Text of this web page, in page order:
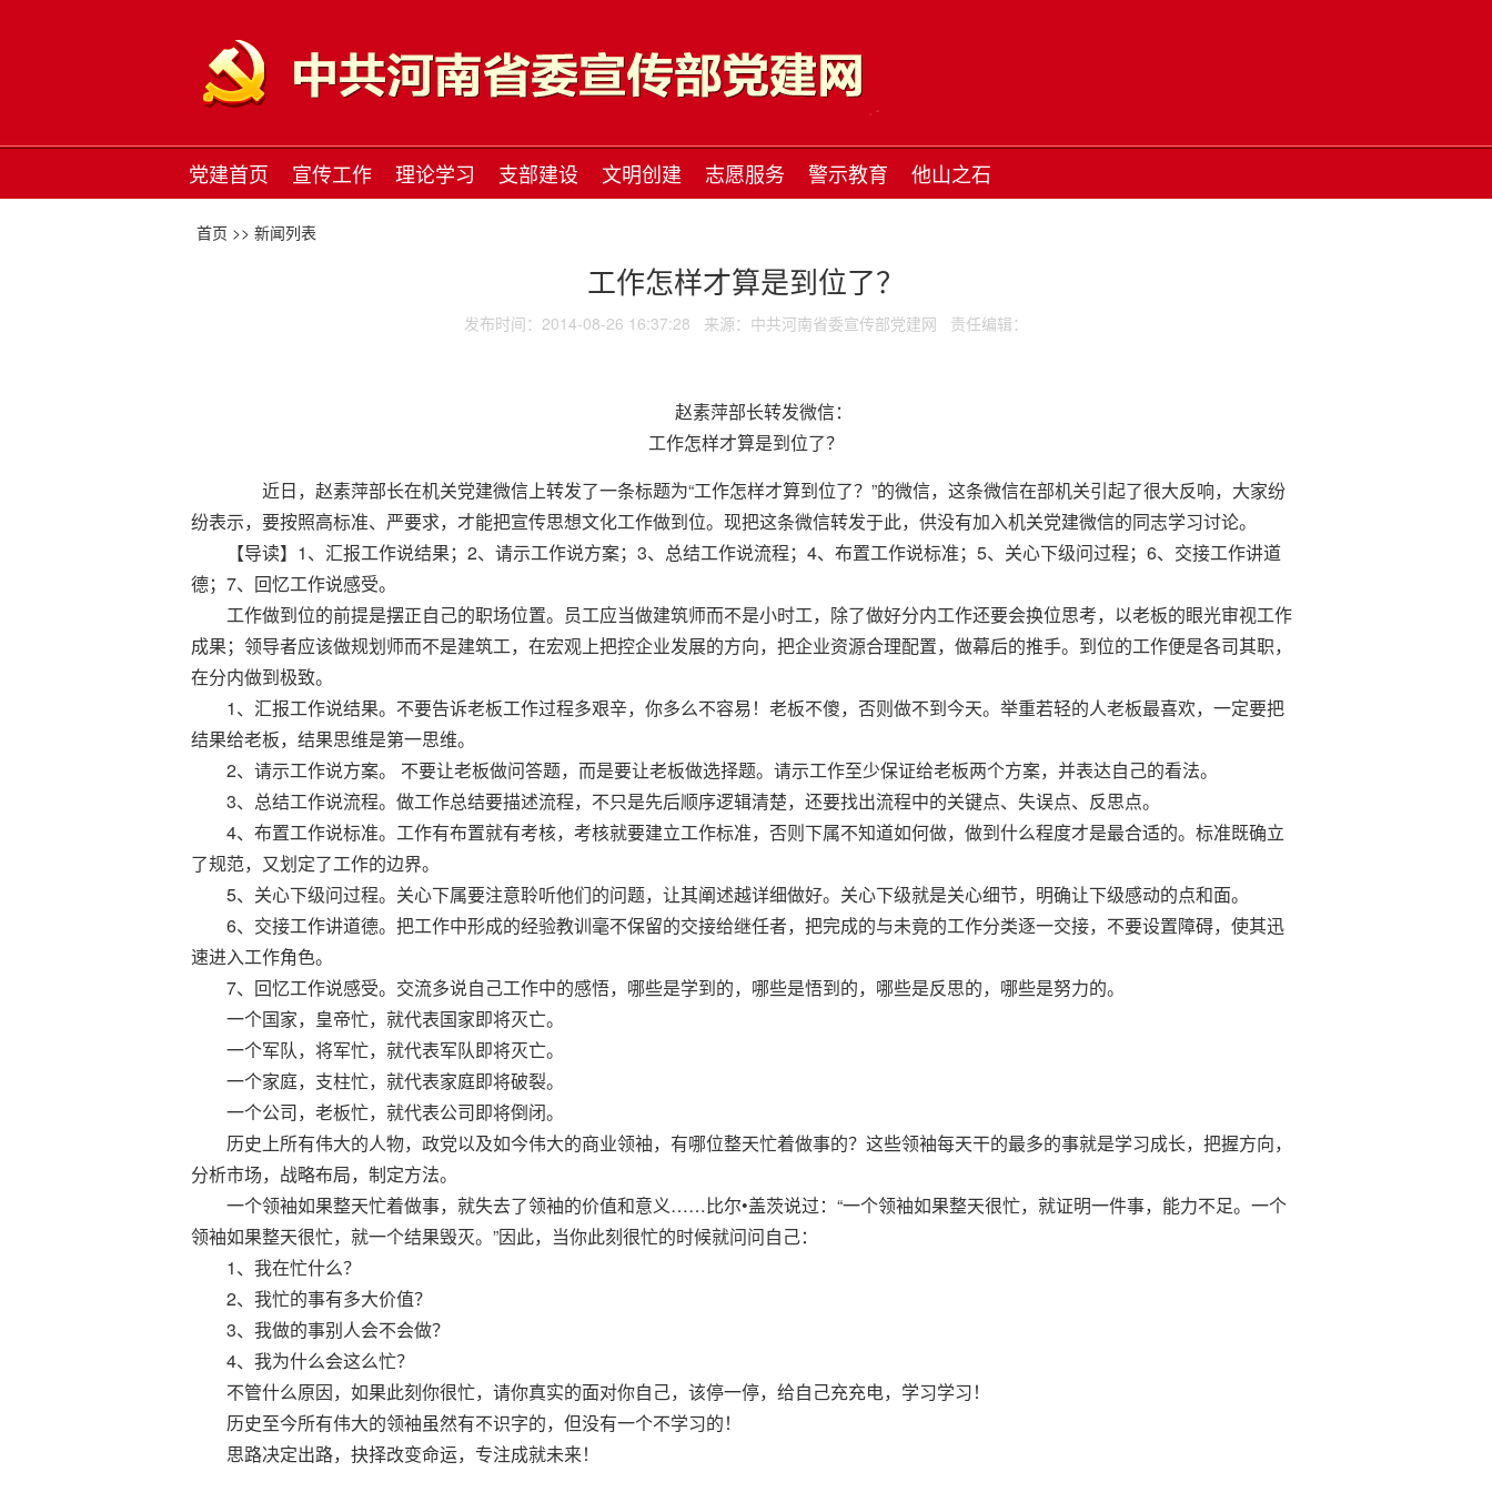
党建首页 宣传工作 理论学习 支部建设 文明创建 志愿服务 警示教育 他山之石
首页 >> 新闻列表
工作怎样才算是到位了？
发布时间：2014-08-26 16:37:28 来源：中共河南省委宣传部党建网 责任编辑：
赵素萍部长转发微信：
工作怎样才算是到位了？
近日，赵素萍部长在机关党建微信上转发了一条标题为“工作怎样才算到位了？”的微信，这条微信在部机关引起了很大反响，大家纷
纷表示，要按照高标准、严要求，才能把宣传思想文化工作做到位。现把这条微信转发于此，供没有加入机关党建微信的同志学习讨论。
【导读】1、汇报工作说结果；2、请示工作说方案；3、总结工作说流程；4、布置工作说标准；5、关心下级问过程；6、交接工作讲道
德；7、回忆工作说感受。
工作做到位的前提是摆正自己的职场位置。员工应当做建筑师而不是小时工，除了做好分内工作还要会换位思考，以老板的眼光审视工作
成果；领导者应该做规划师而不是建筑工，在宏观上把控企业发展的方向，把企业资源合理配置，做幕后的推手。到位的工作便是各司其职，
在分内做到极致。
1、汇报工作说结果。不要告诉老板工作过程多艰辛，你多么不容易！老板不傻，否则做不到今天。举重若轻的人老板最喜欢，一定要把
结果给老板，结果思维是第一思维。
2、请示工作说方案。 不要让老板做问答题，而是要让老板做选择题。请示工作至少保证给老板两个方案，并表达自己的看法。
3、总结工作说流程。做工作总结要描述流程，不只是先后顺序逻辑清楚，还要找出流程中的关键点、失误点、反思点。
4、布置工作说标准。工作有布置就有考核，考核就要建立工作标准，否则下属不知道如何做，做到什么程度才是最合适的。标准既确立
了规范，又划定了工作的边界。
5、关心下级问过程。关心下属要注意聆听他们的问题，让其阐述越详细做好。关心下级就是关心细节，明确让下级感动的点和面。
6、交接工作讲道德。把工作中形成的经验教训毫不保留的交接给继任者，把完成的与未竟的工作分类逐一交接，不要设置障碍，使其迅
速进入工作角色。
7、回忆工作说感受。交流多说自己工作中的感悟，哪些是学到的，哪些是悟到的，哪些是反思的，哪些是努力的。
一个国家，皇帝忙，就代表国家即将灭亡。
一个军队，将军忙，就代表军队即将灭亡。
一个家庭，支柱忙，就代表家庭即将破裂。
一个公司，老板忙，就代表公司即将倒闭。
历史上所有伟大的人物，政党以及如今伟大的商业领袖，有哪位整天忙着做事的？这些领袖每天干的最多的事就是学习成长，把握方向，
分析市场，战略布局，制定方法。
一个领袖如果整天忙着做事，就失去了领袖的价值和意义……比尔•盖茨说过：“一个领袖如果整天很忙，就证明一件事，能力不足。一个
领袖如果整天很忙，就一个结果毁灭。”因此，当你此刻很忙的时候就问问自己：
1、我在忙什么？
2、我忙的事有多大价值？
3、我做的事别人会不会做？
4、我为什么会这么忙？
不管什么原因，如果此刻你很忙，请你真实的面对你自己，该停一停，给自己充充电，学习学习！
历史至今所有伟大的领袖虽然有不识字的，但没有一个不学习的！
思路决定出路，抉择改变命运，专注成就未来！